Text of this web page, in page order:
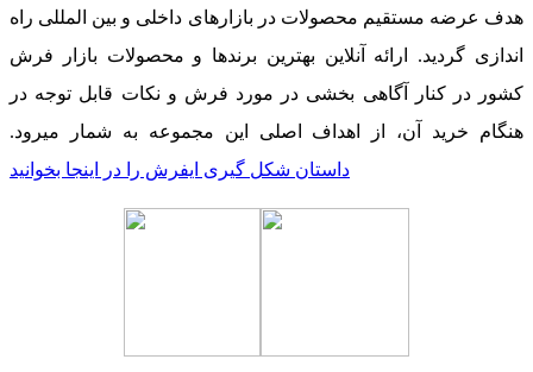
هدف عرضه مستقیم محصولات در بازارهای داخلی و بین المللی راه
اندازی گردید. ارائه آنلاین بهترین برندها و محصولات بازار فرش
کشور در کنار آگاهی بخشی در مورد فرش و نکات قابل توجه در
هنگام خرید آن، از اهداف اصلی این مجموعه به شمار میرود.
داستان شکل گیری ایفرش را در اینجا بخوانید